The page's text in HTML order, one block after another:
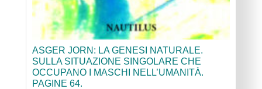
ASGER JORN: LA GENESI NATURALE.
SULLA SITUAZIONE SINGOLARE CHE
OCCUPANO I MASCHI NELL’UMANITÀ.
PAGINE 64.